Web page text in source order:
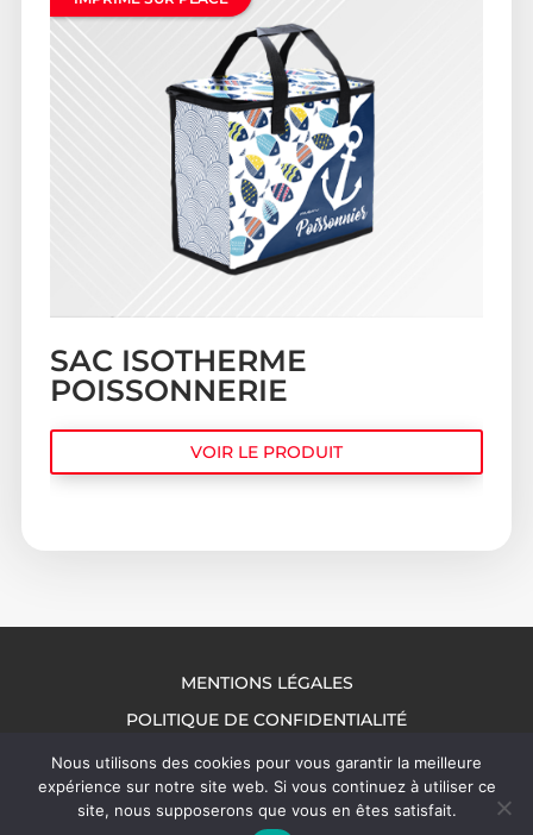
SAC ISOTHERME
POISSONNERIE
VOIR LE PRODUIT
MENTIONS LÉGALES
POLITIQUE DE CONFIDENTIALITÉ
NOUS CONTACTER
Nous utilisons des cookies pour vous garantir la meilleure
expérience sur notre site web. Si vous continuez à utiliser ce
site, nous supposerons que vous en êtes satisfait.